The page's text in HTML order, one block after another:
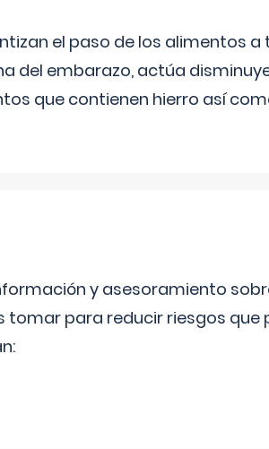
el paso de los alimentos a
del embarazo, actúa
que contienen hierro así
y asesoramiento
tomar para reducir riesgos que